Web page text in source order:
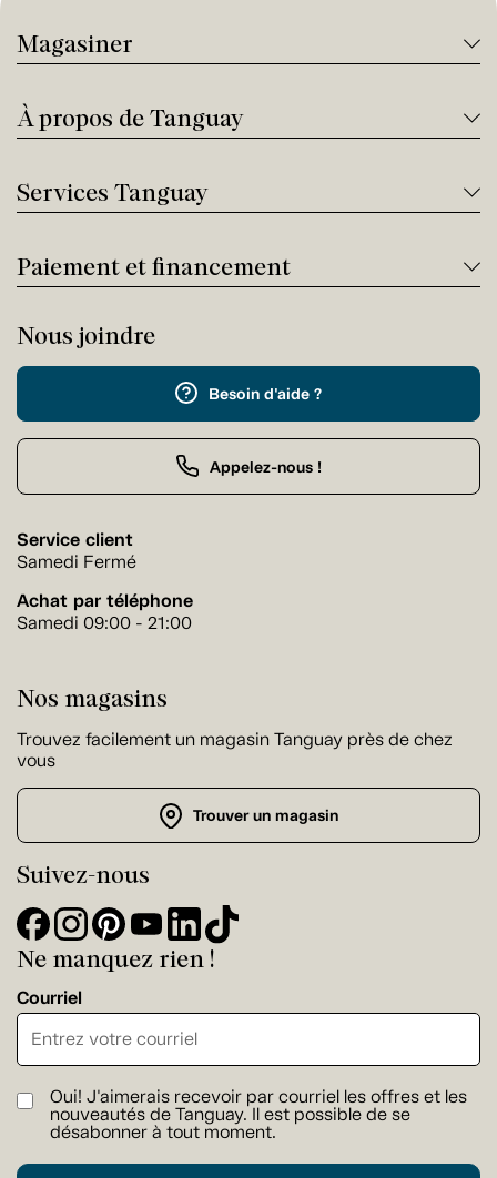
Magasiner
À propos de Tanguay
Services Tanguay
Paiement et financement
Nous joindre
Besoin d'aide ?
Appelez-nous !
Service client
Samedi Fermé
Achat par téléphone
Samedi 09:00 - 21:00
Nos magasins
Trouvez facilement un magasin Tanguay près de chez
vous
Trouver un magasin
Suivez-nous
Ne manquez rien !
Courriel
Oui! J'aimerais recevoir par courriel les offres et les
nouveautés de Tanguay. Il est possible de se
désabonner à tout moment.